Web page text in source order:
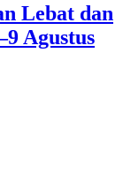
Lebat dan
Agustus